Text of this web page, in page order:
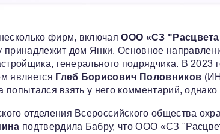
фирм, включаяООО «СЗ
принадлежит дом Янки. Основное
генерального подрядчика. В
является Глеб Борисович Половников
попытался взять у него комментарий, однако
отделения Всероссийского общества
подтвердила Бабру, что ООО «СЗ